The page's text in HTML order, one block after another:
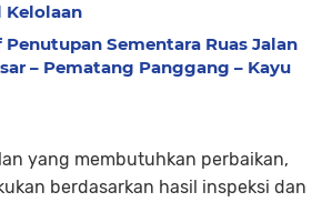
Kelolaan
Penutupan Sementara Ruas Jalan
– Pematang Panggang – Kayu
yang membutuhkan perbaikan,
berdasarkan hasil inspeksi dan